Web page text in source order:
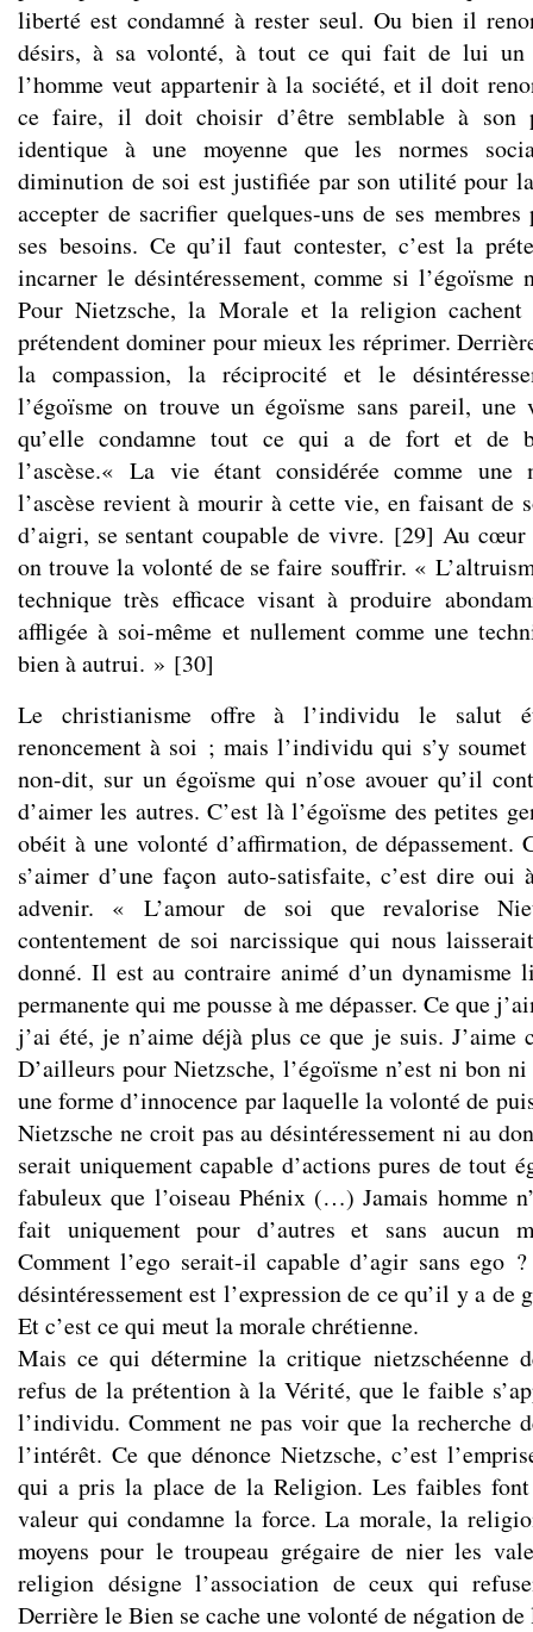
liberté est condamné à rester seul. Ou bien il
désirs, à sa volonté, à tout ce qui fait de lui un
l’homme veut appartenir à la société, et il doit
ce faire, il doit choisir d’être semblable à
identique à une moyenne que les normes
diminution de soi est justifiée par son utilité pour
accepter de sacrifier quelques-uns de ses
ses besoins. Ce qu’il faut contester, c’est la
incarner le désintéressement, comme si l’égoïsme
Pour Nietzsche, la Morale et la religion cachent
prétendent dominer pour mieux les réprimer.
la compassion, la réciprocité et le
l’égoïsme on trouve un égoïsme sans pareil,
qu’elle condamne tout ce qui a de fort et de
l’ascèse.« La vie étant considérée comme une
l’ascèse revient à mourir à cette vie, en faisant de
d’aigri, se sentant coupable de vivre. [29] Au cœur
on trouve la volonté de se faire souffrir. «
technique très efficace visant à produire
affligée à soi-même et nullement comme une
bien à autrui. » [30]
Le christianisme offre à l’individu le salut
renoncement à soi ; mais l’individu qui s’y
non-dit, sur un égoïsme qui n’ose avouer qu’il
d’aimer les autres. C’est là l’égoïsme des petites
obéit à une volonté d’affirmation, de dépassement.
s’aimer d’une façon auto-satisfaite, c’est dire
advenir. « L’amour de soi que revalorise
contentement de soi narcissique qui nous
donné. Il est au contraire animé d’un dynamisme
permanente qui me pousse à me dépasser. Ce que
j’ai été, je n’aime déjà plus ce que je suis. J’aime
D’ailleurs pour Nietzsche, l’égoïsme n’est ni bon
une forme d’innocence par laquelle la volonté de
Nietzsche ne croit pas au désintéressement ni au
serait uniquement capable d’actions pures de tout
fabuleux que l’oiseau Phénix (…) Jamais homme
fait uniquement pour d’autres et sans aucun
Comment l’ego serait-il capable d’agir sans ego
désintéressement est l’expression de ce qu’il y a de
Et c’est ce qui meut la morale chrétienne.
Mais ce qui détermine la critique nietzschéenne
refus de la prétention à la Vérité, que le faible
l’individu. Comment ne pas voir que la recherche
l’intérêt. Ce que dénonce Nietzsche, c’est
qui a pris la place de la Religion. Les faibles
valeur qui condamne la force. La morale, la
moyens pour le troupeau grégaire de nier les
religion désigne l’association de ceux qui
Derrière le Bien se cache une volonté de négation